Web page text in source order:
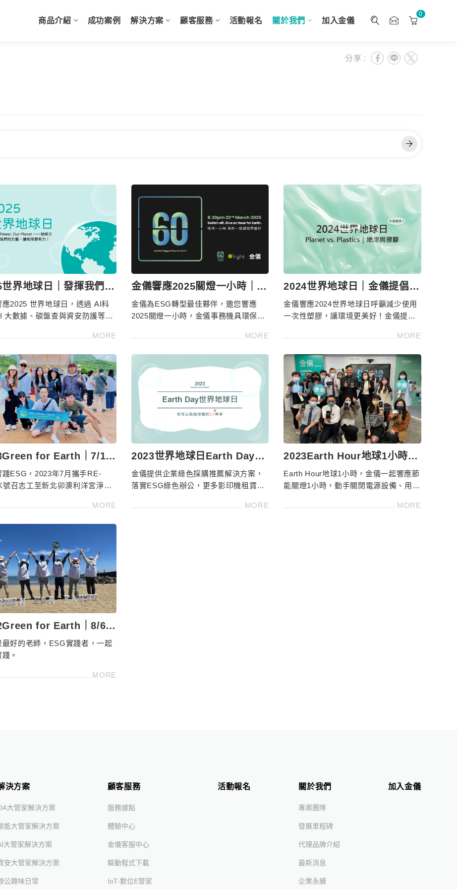
商品介紹 成功案例 解決方案 顧客服務 活動報名 關於我們 加入金儀
0
分享 :
界地球日｜發揮我們的
讓地球更有力！
應2025 世界地球日，透過 AI科
大數據、碳盤查與資安防護等科
發展，共創更美好的未來，更多
MORE
金儀響應2025關燈一小時｜守
護地球，人人有責！
金儀為ESG轉型最佳夥伴，邀您響應
2025關燈一小時，金儀事務機具環保標
顧客綠色辦公，更多服務洽4128566MORE
2024世界地球日｜金儀提倡減
塑行動，實踐綠色辦公
金儀響應2024世界地球日呼籲減少使用
一次性塑膠，讓環境更美好！金儀提供
洽4128-566
MORE
for Earth｜7/15
澳利洋宮淨灘
踐ESG，2023年7月攜手RE-
號召志工至新北卯澳利洋宮淨
566
MORE
2023世界地球日Earth Day｜
你可以為地球做的52件事
金儀提供企業綠色採購推薦解決方案，
落實ESG綠色辦公，更多影印機租賃、
型請洽4128-566
MORE
2023Earth Hour地球1小時｜
3月25日金儀邀你一起響應節
能
Earth Hour地球1小時，金儀一起響應節
能關燈1小時，動手關閉電源設備、用小
色標章機型請洽4128-566
MORE
for Earth｜8/6
山淨灘活動
最好的老師，ESG實踐者，一起
。
MORE
決方案
大管家解決方案
能大管家解決方案
大管家解決方案
安大管家解決方案
公趣味日常
顧客服務
服務據點
體驗中心
金儀客服中心
驅動程式下載
IoT-數位e管家
活動報名 關於我們
專案團隊
發展里程碑
代理品牌介紹
最新消息
企業永續
加入金儀